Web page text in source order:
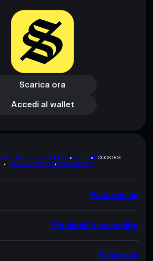
Scarica ora
Scarica ora
Accedi al wallet
Accedi al wallet
SULLA PRIVACYTERMSCOOKIES
MAPPA DEL SITOBRAND KIT
Panoramica
Principali funzionalità
Sicurezza